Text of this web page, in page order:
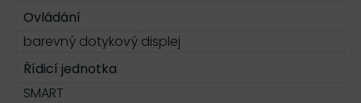
Ovládání
barevný dotykový displej
Řídicí jednotka
SMART